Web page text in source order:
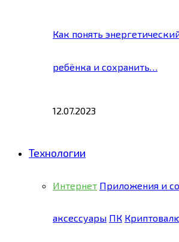
Как понять
ребёнка и сохранить…
12.07.2023
Технологии
Интернет Приложения и
аксессуары ПК